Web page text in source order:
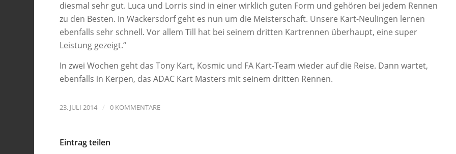
diesmal sehr gut. Luca und Lorris sind in einer wirklich guten Form und gehören bei jedem Rennen
zu den Besten. In Wackersdorf geht es nun um die Meisterschaft. Unsere Kart-Neulingen lernen
ebenfalls sehr schnell. Vor allem Till hat bei seinem dritten Kartrennen überhaupt, eine super
Leistung gezeigt.“
In zwei Wochen geht das Tony Kart, Kosmic und FA Kart-Team wieder auf die Reise. Dann wartet,
ebenfalls in Kerpen, das ADAC Kart Masters mit seinem dritten Rennen.
23. JULI 2014 / 0 KOMMENTARE
Eintrag teilen